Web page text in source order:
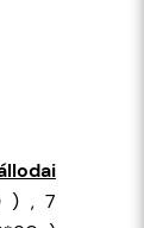
) , 7